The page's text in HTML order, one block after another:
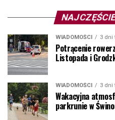
WIADOMOŚCI 3 dni
Potrącenie
Listopada i
WIADOMOŚCI 3 dni
Wakacyjna
parkrunie w